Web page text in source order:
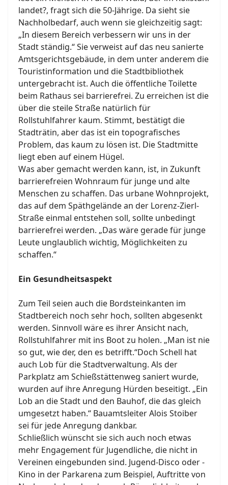
landet?, fragt sich die 50-Jährige. Da sieht sie
Nachholbedarf, auch wenn sie gleichzeitig sagt:
„In diesem Bereich verbessern wir uns in der
Stadt ständig.“ Sie verweist auf das neu sanierte
Amtsgerichtsgebäude, in dem unter anderem die
Touristinformation und die Stadtbibliothek
untergebracht ist. Auch die öffentliche Toilette
beim Rathaus sei barrierefrei. Zu erreichen ist die
über die steile Straße natürlich für
Rollstuhlfahrer kaum. Stimmt, bestätigt die
Stadträtin, aber das ist ein topografisches
Problem, das kaum zu lösen ist. Die Stadtmitte
liegt eben auf einem Hügel.
Was aber gemacht werden kann, ist, in Zukunft
barrierefreien Wohnraum für junge und alte
Menschen zu schaffen. Das urbane Wohnprojekt,
das auf dem Späthgelände an der Lorenz-Zierl-
Straße einmal entstehen soll, sollte unbedingt
barrierefrei werden. „Das wäre gerade für junge
Leute unglaublich wichtig, Möglichkeiten zu
schaffen.“
Ein Gesundheitsaspekt
Zum Teil seien auch die Bordsteinkanten im
Stadtbereich noch sehr hoch, sollten abgesenkt
werden. Sinnvoll wäre es ihrer Ansicht nach,
Rollstuhlfahrer mit ins Boot zu holen. „Man ist nie
so gut, wie der, den es betrifft.“Doch Schell hat
auch Lob für die Stadtverwaltung. Als der
Parkplatz am Schießstättenweg saniert wurde,
wurden auf ihre Anregung Hürden beseitigt. „Ein
Lob an die Stadt und den Bauhof, die das gleich
umgesetzt haben.“ Bauamtsleiter Alois Stoiber
sei für jede Anregung dankbar.
Schließlich wünscht sie sich auch noch etwas
mehr Engagement für Jugendliche, die nicht in
Vereinen eingebunden sind. Jugend-Disco oder -
Kino in der Parkarena zum Beispiel, Auftritte von